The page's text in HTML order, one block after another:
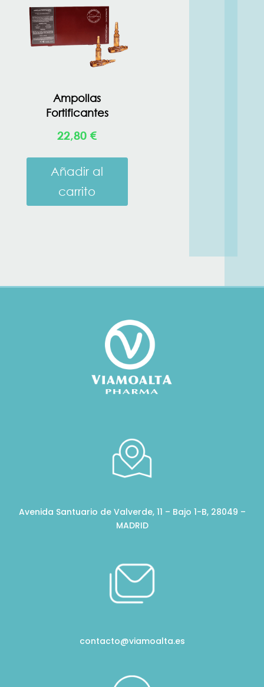
Ampollas
Fortificantes
22,80€
Añadir al
carrito
Avenida Santuario de Valverde, 11 – Bajo 1-B, 28049 –
MADRID
contacto@viamoalta.es